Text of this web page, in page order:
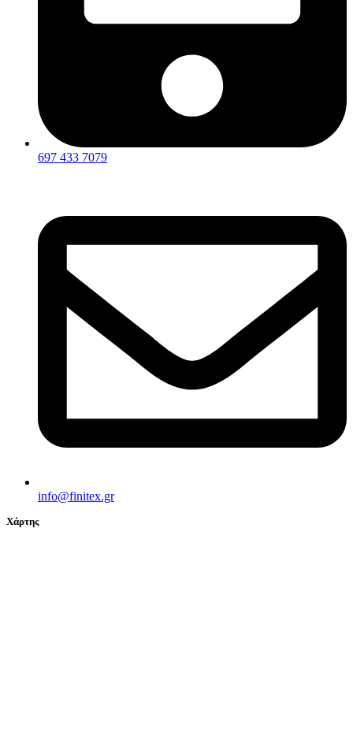
697 433 7079
info@finitex.gr
Χάρτης